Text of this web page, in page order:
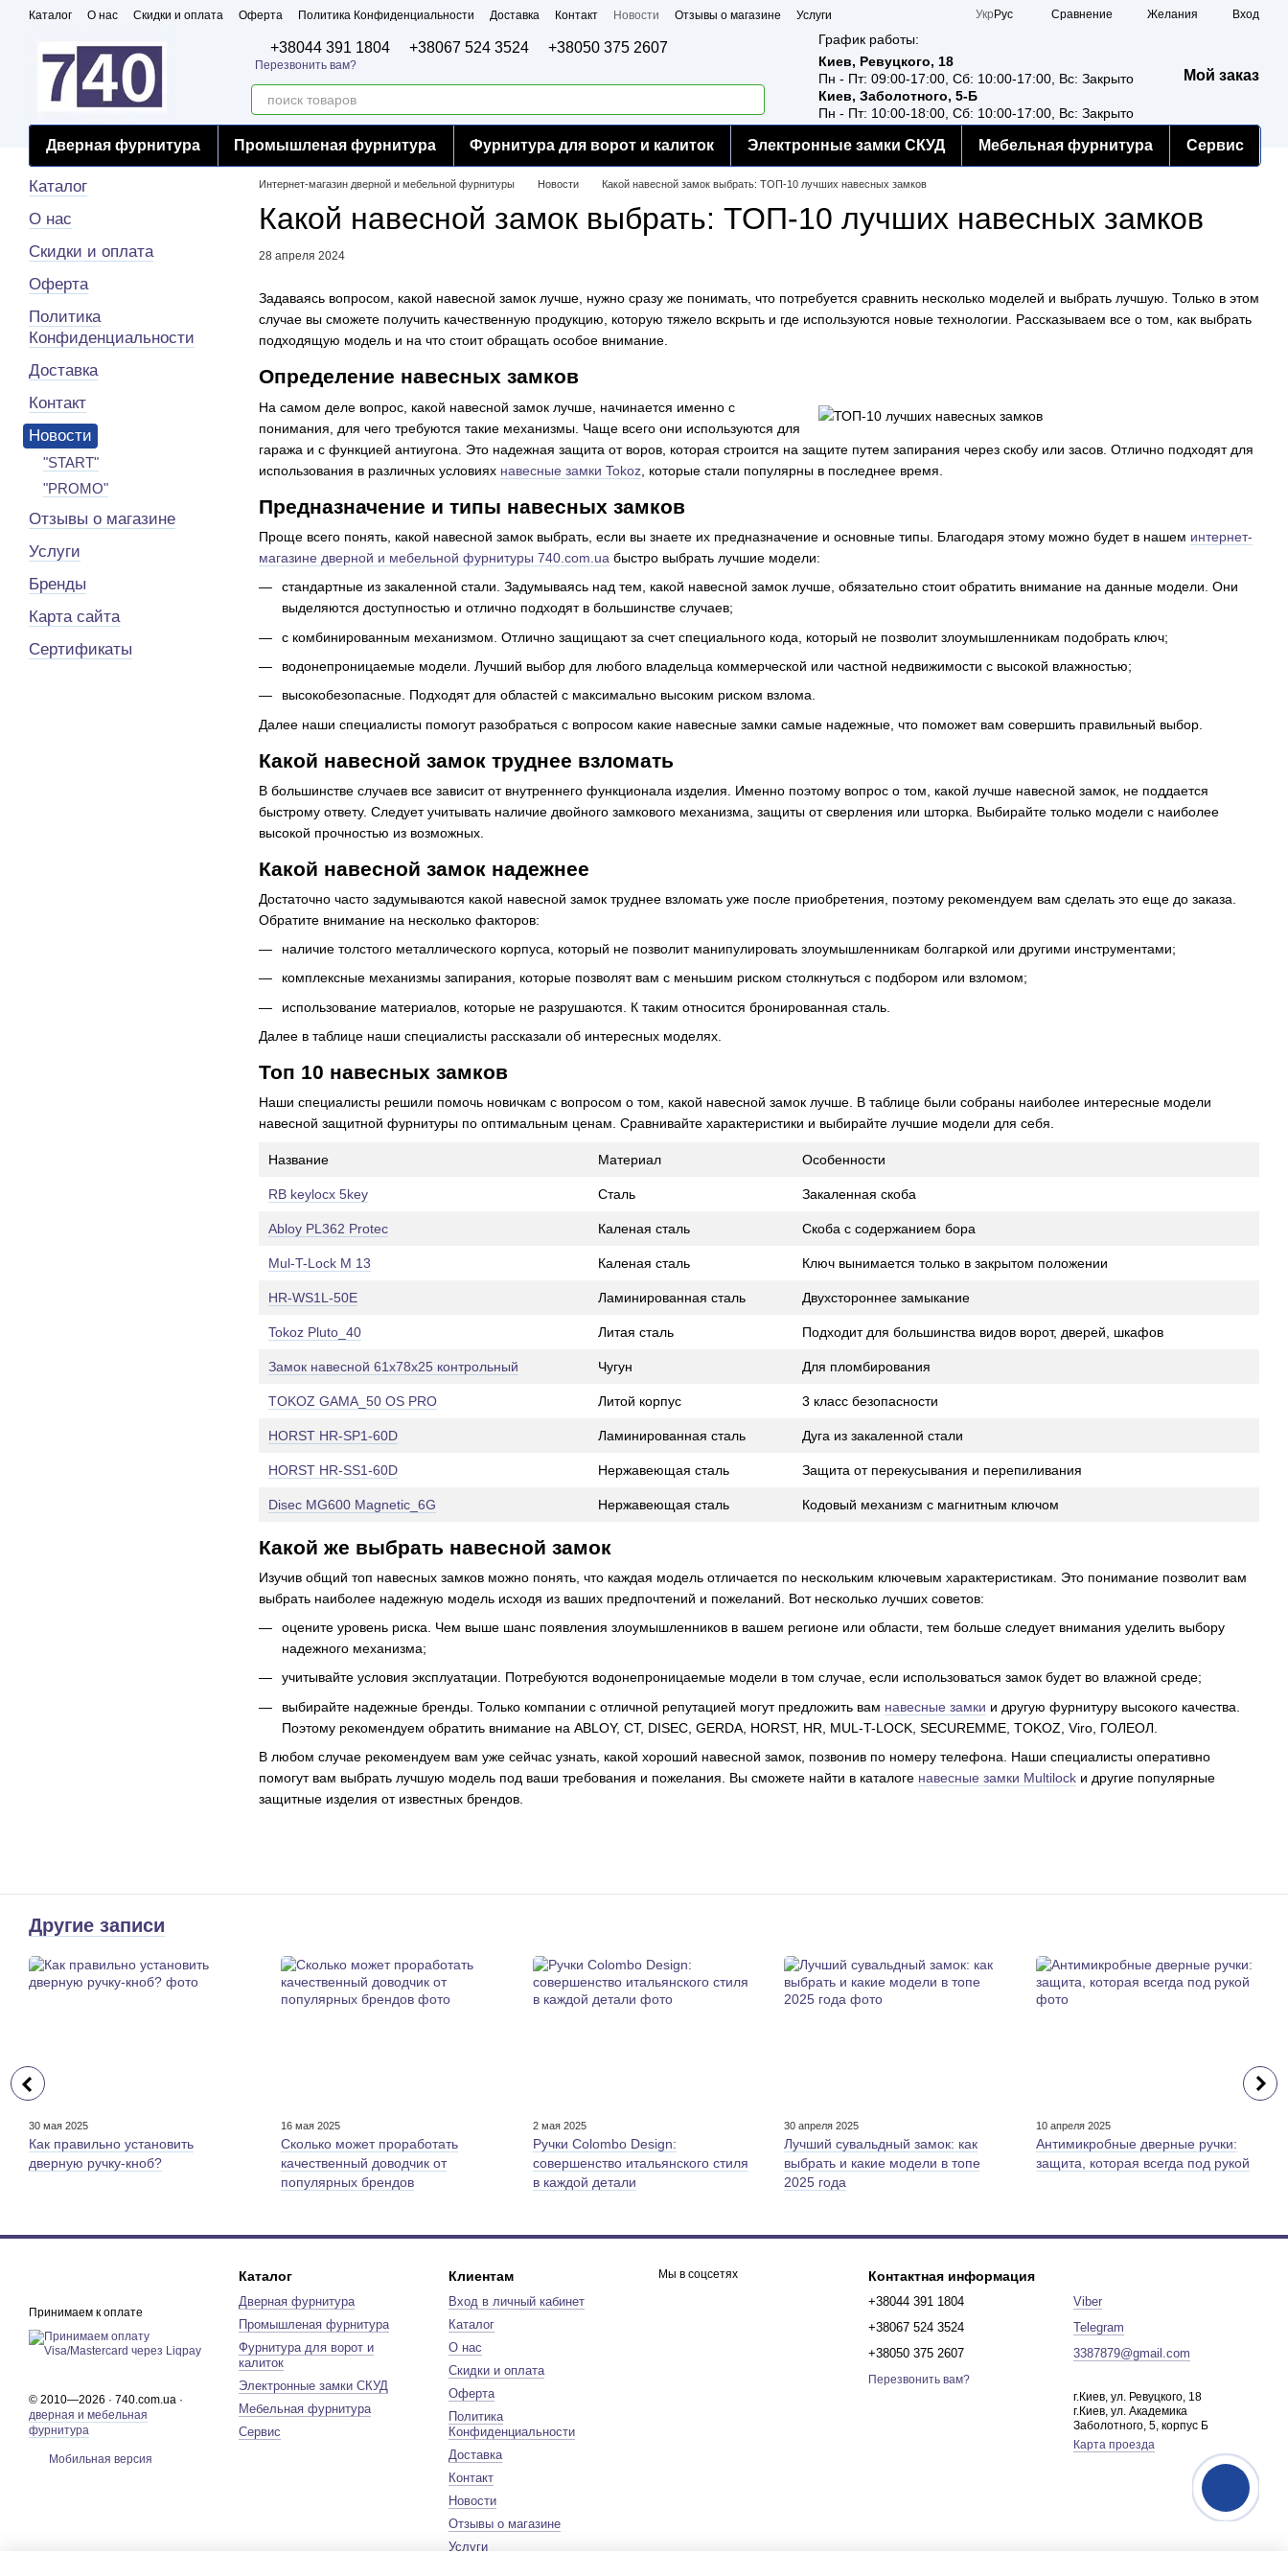
Перейти к основному контенту
Каталог О нас Скидки и оплата Оферта Политика Конфиденциальности Доставка Контакт Новости Отзывы о магазине
Услуги
Укр Рус Сравнение Желания Вход
+38044 391 1804 +38067 524 3524 +38050 375 2607
Перезвонить вам?
График работы:
Киев, Ревуцкого, 18
Пн - Пт: 09:00-17:00, Сб: 10:00-17:00, Вс: Закрыто
Киев, Заболотного, 5-Б
Пн - Пт: 10:00-18:00, Сб: 10:00-17:00, Вс: Закрыто
Мой заказ
Дверная фурнитура Промышленая фурнитура Фурнитура для ворот и калиток Электронные замки СКУД Мебельная фурнитура Сервис
Интернет-магазин дверной и мебельной фурнитуры Новости Какой навесной замок выбрать: ТОП-10 лучших навесных замков
Какой навесной замок выбрать: ТОП-10 лучших навесных замков
28 апреля 2024
Задаваясь вопросом, какой навесной замок лучше, нужно сразу же понимать, что потребуется сравнить несколько моделей и выбрать лучшую. Только в этом
случае вы сможете получить качественную продукцию, которую тяжело вскрыть и где используются новые технологии. Рассказываем все о том, как выбрать
подходящую модель и на что стоит обращать особое внимание.
Определение навесных замков
На самом деле вопрос, какой навесной замок лучше, начинается именно с
понимания, для чего требуются такие механизмы. Чаще всего они используются для
гаража и с функцией антиугона. Это надежная защита от воров, которая строится на защите путем запирания через скобу или засов. Отлично подходят для
использования в различных условиях навесные замки Tokoz , которые стали популярны в последнее время.
Предназначение и типы навесных замков
Проще всего понять, какой навесной замок выбрать, если вы знаете их предназначение и основные типы. Благодаря этому можно будет в нашем интернет-
магазине дверной и мебельной фурнитуры 740.com.ua быстро выбрать лучшие модели:
стандартные из закаленной стали. Задумываясь над тем, какой навесной замок лучше, обязательно стоит обратить внимание на данные модели. Они
выделяются доступностью и отлично подходят в большинстве случаев;
с комбинированным механизмом. Отлично защищают за счет специального кода, который не позволит злоумышленникам подобрать ключ;
водонепроницаемые модели. Лучший выбор для любого владельца коммерческой или частной недвижимости с высокой влажностью;
высокобезопасные. Подходят для областей с максимально высоким риском взлома.
Далее наши специалисты помогут разобраться с вопросом какие навесные замки самые надежные, что поможет вам совершить правильный выбор.
Какой навесной замок труднее взломать
В большинстве случаев все зависит от внутреннего функционала изделия. Именно поэтому вопрос о том, какой лучше навесной замок, не поддается
быстрому ответу. Следует учитывать наличие двойного замкового механизма, защиты от сверления или шторка. Выбирайте только модели с наиболее
высокой прочностью из возможных.
Какой навесной замок надежнее
Достаточно часто задумываются какой навесной замок труднее взломать уже после приобретения, поэтому рекомендуем вам сделать это еще до заказа.
Обратите внимание на несколько факторов:
наличие толстого металлического корпуса, который не позволит манипулировать злоумышленникам болгаркой или другими инструментами;
комплексные механизмы запирания, которые позволят вам с меньшим риском столкнуться с подбором или взломом;
использование материалов, которые не разрушаются. К таким относится бронированная сталь.
Далее в таблице наши специалисты рассказали об интересных моделях.
Топ 10 навесных замков
Наши специалисты решили помочь новичкам с вопросом о том, какой навесной замок лучше. В таблице были собраны наиболее интересные модели
навесной защитной фурнитуры по оптимальным ценам. Сравнивайте характеристики и выбирайте лучшие модели для себя.
Название Материал Особенности
RB keylocx 5key Сталь Закаленная скоба
Abloy PL362 Protec Каленая сталь Скоба с содержанием бора
Mul-T-Lock M 13 Каленая сталь Ключ вынимается только в закрытом положении
HR-WS1L-50E Ламинированная сталь Двухстороннее замыкание
Tokoz Pluto_40 Литая сталь Подходит для большинства видов ворот, дверей, шкафов
Замок навесной 61х78х25 контрольный Чугун Для пломбирования
TOKOZ GAMA_50 OS PRO Литой корпус 3 класс безопасности
HORST HR-SP1-60D Ламинированная сталь Дуга из закаленной стали
HORST HR-SS1-60D Нержавеющая сталь Защита от перекусывания и перепиливания
Disec MG600 Magnetic_6G Нержавеющая сталь Кодовый механизм с магнитным ключом
Какой же выбрать навесной замок
Изучив общий топ навесных замков можно понять, что каждая модель отличается по нескольким ключевым характеристикам. Это понимание позволит вам
выбрать наиболее надежную модель исходя из ваших предпочтений и пожеланий. Вот несколько лучших советов:
оцените уровень риска. Чем выше шанс появления злоумышленников в вашем регионе или области, тем больше следует внимания уделить выбору
надежного механизма;
учитывайте условия эксплуатации. Потребуются водонепроницаемые модели в том случае, если использоваться замок будет во влажной среде;
выбирайте надежные бренды. Только компании с отличной репутацией могут предложить вам навесные замки и другую фурнитуру высокого качества.
Поэтому рекомендуем обратить внимание на ABLOY, CT, DISEC, GERDA, HORST, HR, MUL-T-LOCK, SECUREMME, TOKOZ, Viro, ГОЛЕОЛ.
В любом случае рекомендуем вам уже сейчас узнать, какой хороший навесной замок, позвонив по номеру телефона. Наши специалисты оперативно
помогут вам выбрать лучшую модель под ваши требования и пожелания. Вы сможете найти в каталоге навесные замки Multilock и другие популярные
защитные изделия от известных брендов.
Каталог
О нас
Скидки и оплата
Оферта
Политика
Конфиденциальности
Доставка
Контакт
Новости
"START"
"PROMO"
Отзывы о магазине
Услуги
Бренды
Карта сайта
Сертификаты
Другие записи
30 мая 2025
Как правильно установить
дверную ручку-кноб?
16 мая 2025
Сколько может проработать
качественный доводчик от
популярных брендов
2 мая 2025
Ручки Colombo Design:
совершенство итальянского стиля
в каждой детали
30 апреля 2025
Лучший сувальдный замок: как
выбрать и какие модели в топе
2025 года
10 апреля 2025
Антимикробные дверные ручки:
защита, которая всегда под рукой
Принимаем к оплате
© 2010—2026 · 740.com.ua ·
дверная и мебельная
фурнитура
Мобильная версия
Каталог
Дверная фурнитура
Промышленая фурнитура
Фурнитура для ворот и
калиток
Электронные замки СКУД
Мебельная фурнитура
Сервис
Клиентам
Вход в личный кабинет
Каталог
О нас
Скидки и оплата
Оферта
Политика
Конфиденциальности
Доставка
Контакт
Новости
Отзывы о магазине
Услуги
Мы в соцсетях Контактная информация
+38044 391 1804
+38067 524 3524
+38050 375 2607
Перезвонить вам?
Viber
Telegram
3387879@gmail.com
г.Киев, ул. Ревуцкого, 18
г.Киев, ул. Академика
Заболотного, 5, корпус Б
Карта проезда